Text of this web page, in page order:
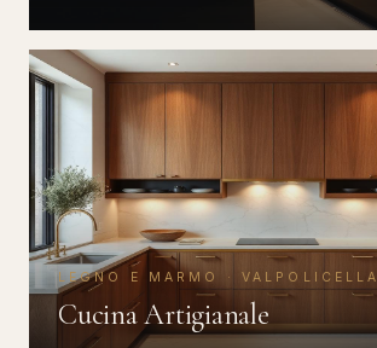
LEGNO E MARMO · VALPOLICELLA
Cucina Artigianale